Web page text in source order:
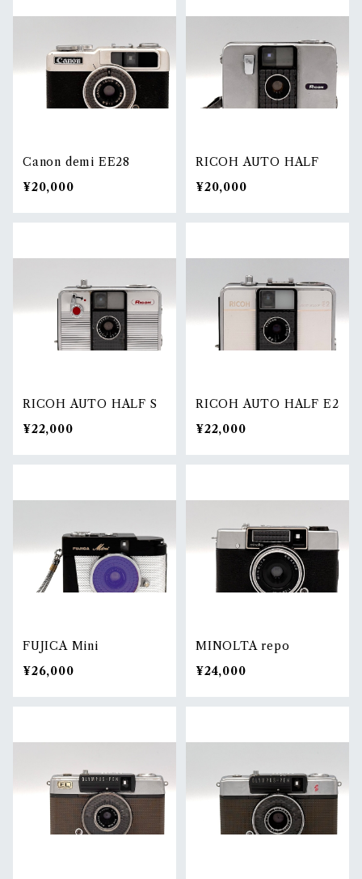
Canon demi EE28
¥20,000
RICOH AUTO HALF
¥20,000
RICOH AUTO HALF S
¥22,000
RICOH AUTO HALF E2
¥22,000
FUJICA Mini
¥26,000
MINOLTA repo
¥24,000